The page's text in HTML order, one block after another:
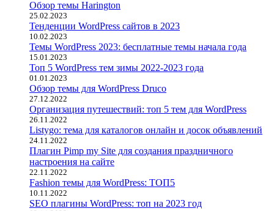
Обзор темы Harington
25.02.2023
Тенденции WordPress сайтов в 2023
10.02.2023
Темы WordPress 2023: бесплатные темы начала года
15.01.2023
Топ 5 WordPress тем зимы 2022-2023 года
01.01.2023
Обзор темы для WordPress Druco
27.12.2022
Организация путешествий: топ 5 тем для WordPress
26.11.2022
Listygo: тема для каталогов онлайн и досок объявлений
24.11.2022
Плагин Pimp my Site для создания праздничного
настроения на сайте
22.11.2022
Fashion темы для WordPress: ТОП5
10.11.2022
SEO плагины WordPress: топ на 2023 год